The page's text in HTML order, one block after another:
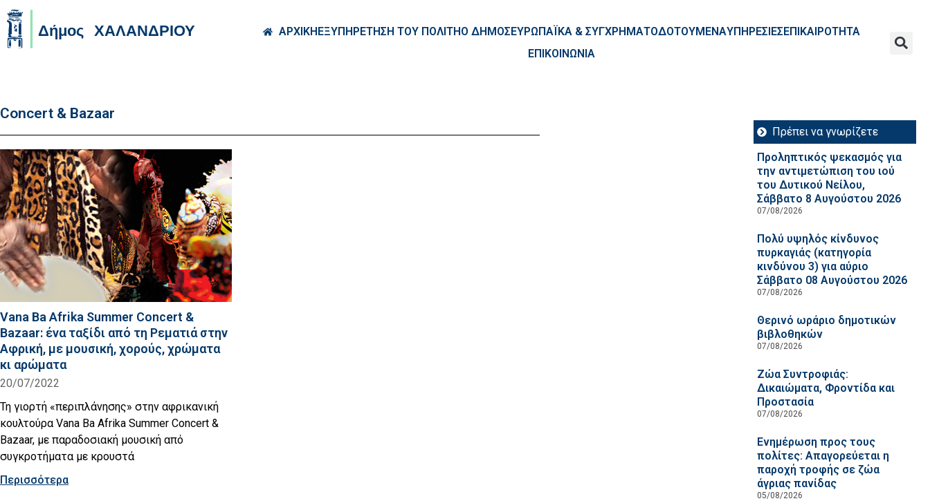
ΑΡΧΙΚΗΕΞΥΠΗΡΕΤΗΣΗ ΤΟΥ ΠΟΛΙΤΗΟ ΔΗΜΟΣΕΥΡΩΠΑΪΚΑ & ΣΥΓΧΡΗΜΑΤΟΔΟΤΟΥΜΕΝΑΥΠΗΡΕΣΙΕΣΕΠΙΚΑΙΡΟΤΗΤΑ
ΕΠΙΚΟΙΝΩΝΙΑ
Concert & Bazaar
Vana Ba Afrika Summer Concert &
Bazaar: ένα ταξίδι από τη Ρεματιά στην
Αφρική, με μουσική, χορούς, χρώματα
κι αρώματα
20/07/2022
Τη γιορτή «περιπλάνησης» στην αφρικανική
κουλτούρα Vana Ba Afrika Summer Concert &
Bazaar, με παραδοσιακή μουσική από
συγκροτήματα με κρουστά
Περισσότερα
Πρέπει να γνωρίζετε
Προληπτικός ψεκασμός για
την αντιμετώπιση του ιού
του Δυτικού Νείλου,
Σάββατο 8 Αυγούστου 2026
07/08/2026
Πολύ υψηλός κίνδυνος
πυρκαγιάς (κατηγορία
κινδύνου 3) για αύριο
Σάββατο 08 Αυγούστου 2026
07/08/2026
Θερινό ωράριο δημοτικών
βιβλοθηκών
07/08/2026
Ζώα Συντροφιάς:
Δικαιώματα, Φροντίδα και
Προστασία
07/08/2026
Ενημέρωση προς τους
πολίτες: Απαγορεύεται η
παροχή τροφής σε ζώα
άγριας πανίδας
05/08/2026